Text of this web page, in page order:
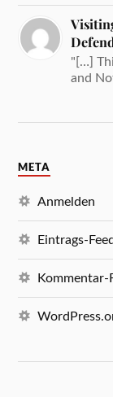
"[…]
and
META
Anmelden
Eintrags-
Kommentar-